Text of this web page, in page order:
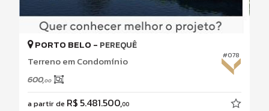
#078
PORTO BELO - PEREQUÊ
Terreno em Condomínio
600,00
a partir de R$ 5.481.500,00